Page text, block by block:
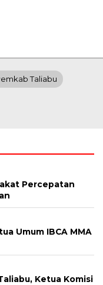
Taliabu
Percepatan
Umum IBCA MMA
Ketua Komisi